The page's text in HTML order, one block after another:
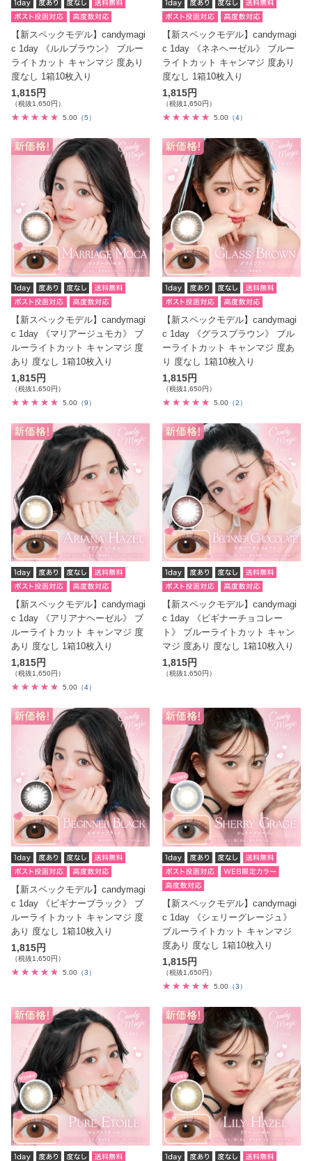
【新スペックモデル】candymagi
c 1day 《ルルブラウン》 ブルー
ライトカット キャンマジ 度あり
度なし 1箱10枚入り
1,815円
（税抜1,650円）
5.00 （5）
【新スペックモデル】candymagi
c 1day 《ネネヘーゼル》 ブルー
ライトカット キャンマジ 度あり
度なし 1箱10枚入り
1,815円
（税抜1,650円）
5.00 （4）
【新スペックモデル】candymagi
c 1day 《マリアージュモカ》 ブ
ルーライトカット キャンマジ 度
あり 度なし 1箱10枚入り
1,815円
（税抜1,650円）
5.00 （9）
【新スペックモデル】candymagi
c 1day 《グラスブラウン》 ブル
ーライトカット キャンマジ 度あ
り 度なし 1箱10枚入り
1,815円
（税抜1,650円）
5.00 （2）
【新スペックモデル】candymagi
c 1day 《アリアナヘーゼル》 ブ
ルーライトカット キャンマジ 度
あり 度なし 1箱10枚入り
1,815円
（税抜1,650円）
5.00 （4）
【新スペックモデル】candymagi
c 1day 《ビギナーチョコレー
ト》 ブルーライトカット キャン
マジ 度あり 度なし 1箱10枚入り
1,815円
（税抜1,650円）
【新スペックモデル】candymagi
c 1day 《ビギナーブラック》 ブ
ルーライトカット キャンマジ 度
あり 度なし 1箱10枚入り
1,815円
（税抜1,650円）
5.00 （3）
【新スペックモデル】candymagi
c 1day 《シェリーグレージュ》
ブルーライトカット キャンマジ
度あり 度なし 1箱10枚入り
1,815円
（税抜1,650円）
5.00 （3）